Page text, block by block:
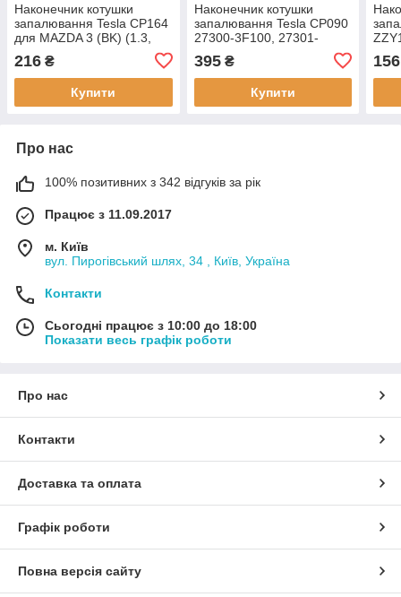
Наконечник котушки
запалювання Tesla CP164
для MAZDA 3 (BK) (1.3,
двиг. ZJ07 (.-03.05), ZJ30
(04.05-.),
216 ₴
Купити
Наконечник котушки
запалювання Tesla CP090
27300-3F100, 27301-
Equus / Centennial,
Genesis (BH), Grandeur
395₴
Купити
156
Про нас
100% позитивних з 342 відгуків за рік
Працює з 11.09.2017
м. Київ
вул. Пирогівський шлях, 34 , Київ, Україна
Контакти
Сьогодні працює з 10:00 до 18:00
Показати весь графік роботи
Про нас
Контакти
Доставка та оплата
Графік роботи
Повна версія сайту